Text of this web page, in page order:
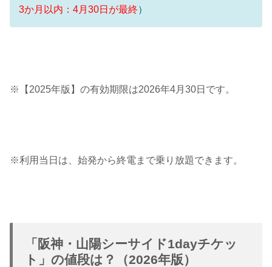
3か月以内：4月30日が最終）
※【2025年版】の有効期限は2026年4月30日です。
※利用当日は、始発から終電まで乗り放題できます。
「阪神・山陽シーサイド1dayチケッ
ト」の値段は？（2026年版）